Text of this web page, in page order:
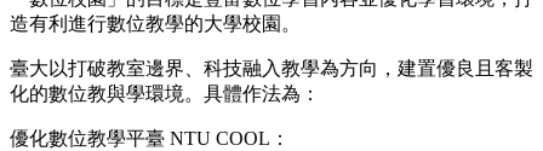
造有利進行數位教學的大學校園。
臺大以打破教室邊界、科技融入教學為方向，建置優良且客製
化的數位教與學環境。具體作法為：
優化數位教學平臺 NTU COOL：